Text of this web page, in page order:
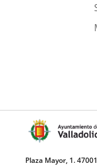
Plaza Mayor, 1.